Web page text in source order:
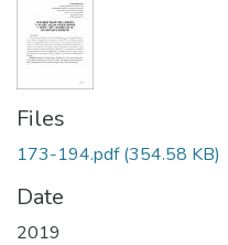
Files
173-194.pdf(354.58 KB)
Date
2019